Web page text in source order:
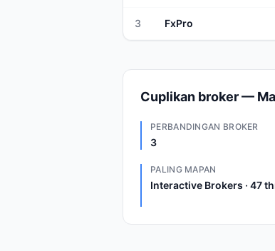
3 FxPro
Cuplikan broker —
PERBANDINGAN BROKER
3
PALING MAPAN
Interactive Brokers · 47